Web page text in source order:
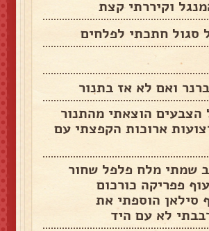
וקיררתי קצת
סגול חתכתי לפלחים
ואם לא אז בתנור
הצבעים הוצאתי מהתנור
ארוכות הקפצתי עם
שמתי מלח פלפל שחור
פפריקה כורכום
סילאן הוספתי את
לא עם היד